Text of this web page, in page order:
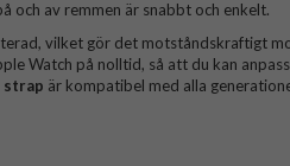
och av remmen är snabbt och enkelt.
vilket gör det motståndskraftigt
Watch på nolltid, så att du kan
strap är kompatibel med alla